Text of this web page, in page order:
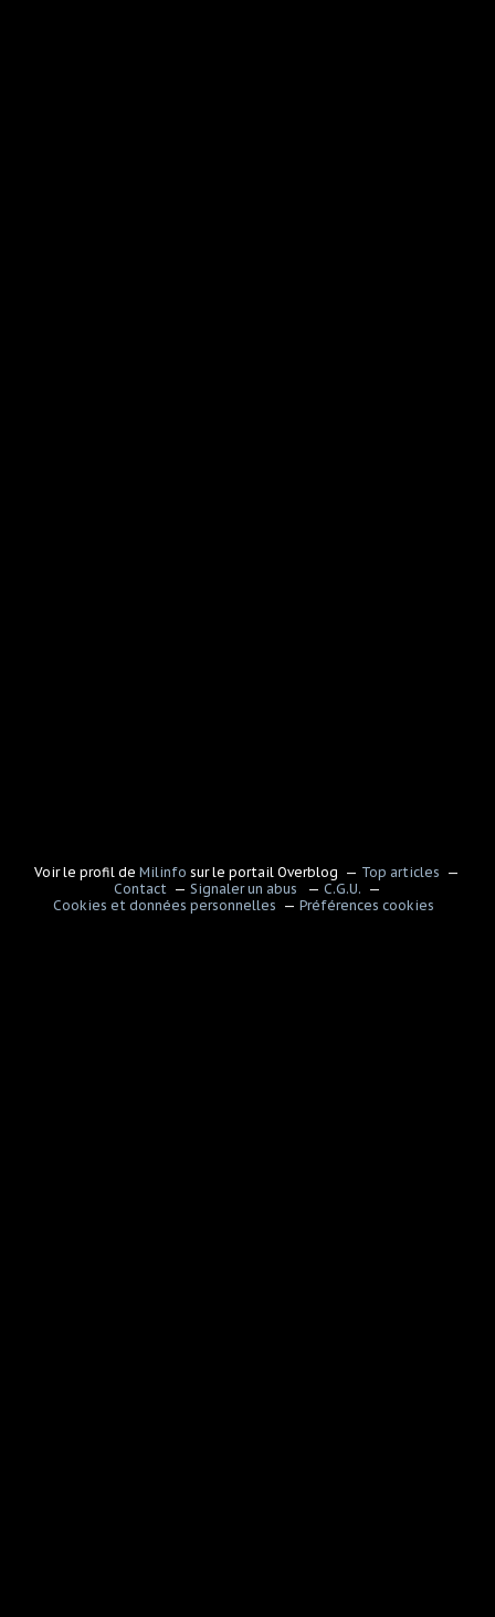
Voir le profil deMilinfo sur le portail Overblog
Top articles
Contact
Signaler un abus
C.G.U.
Cookies et données personnelles
Préférences cookies